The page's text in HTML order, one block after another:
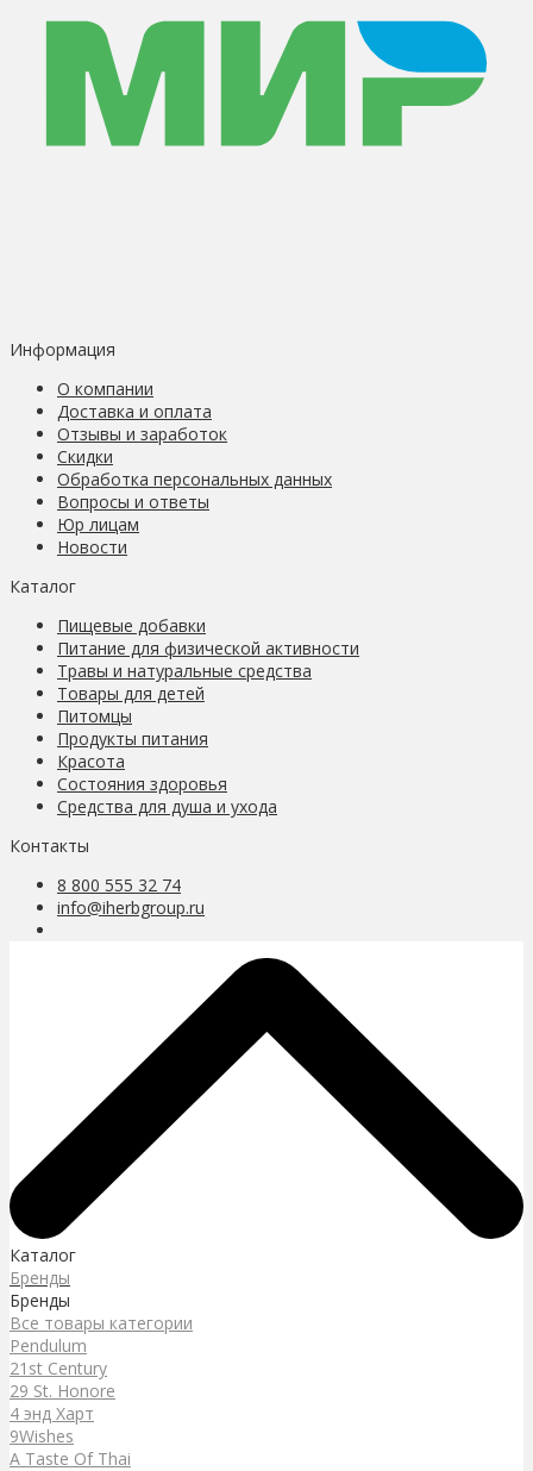
Информация
О компании
Доставка и оплата
Отзывы и заработок
Скидки
Обработка персональных данных
Вопросы и ответы
Юр лицам
Новости
Каталог
Пищевые добавки
Питание для физической активности
Травы и натуральные средства
Товары для детей
Питомцы
Продукты питания
Красота
Состояния здоровья
Средства для душа и ухода
Контакты
8 800 555 32 74
info@iherbgroup.ru
Каталог
Бренды
Бренды
Все товары категории
Pendulum
21st Century
29 St. Honore
4 энд Харт
9Wishes
A Taste Of Thai